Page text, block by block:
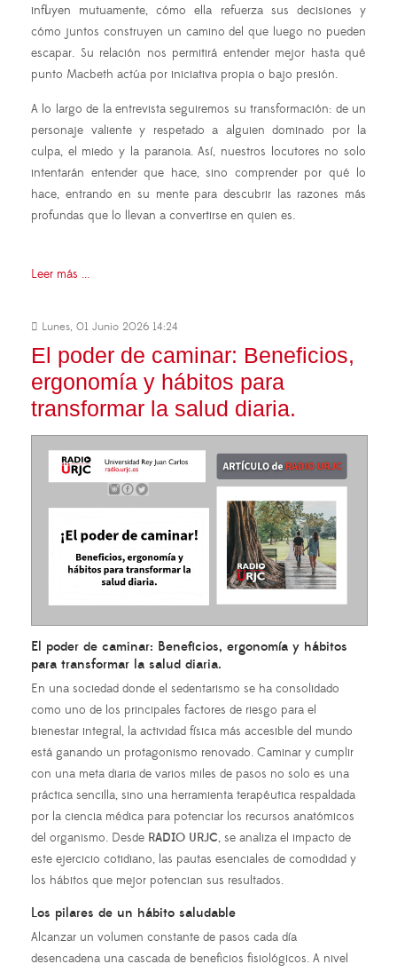
influyen mutuamente, cómo ella refuerza sus decisiones y
cómo juntos construyen un camino del que luego no pueden
escapar. Su relación nos permitirá entender mejor hasta qué
punto Macbeth actúa por iniciativa propia o bajo presión.
A lo largo de la entrevista seguiremos su transformación: de un
personaje valiente y respetado a alguien dominado por la
culpa, el miedo y la paranoia. Así, nuestros locutores no solo
intentarán entender que hace, sino comprender por qué lo
hace, entrando en su mente para descubrir las razones más
profundas que lo llevan a convertirse en quien es.
Leer más ...
Lunes, 01 Junio 2026 14:24
El poder de caminar: Beneficios,
ergonomía y hábitos para
transformar la salud diaria.
El poder de caminar: Beneficios, ergonomía y hábitos
para transformar la salud diaria.
En una sociedad donde el sedentarismo se ha consolidado
como uno de los principales factores de riesgo para el
bienestar integral, la actividad física más accesible del mundo
está ganando un protagonismo renovado. Caminar y cumplir
con una meta diaria de varios miles de pasos no solo es una
práctica sencilla, sino una herramienta terapéutica respaldada
por la ciencia médica para potenciar los recursos anatómicos
del organismo. Desde RADIO URJC, se analiza el impacto de
este ejercicio cotidiano, las pautas esenciales de comodidad y
los hábitos que mejor potencian sus resultados.
Los pilares de un hábito saludable
Alcanzar un volumen constante de pasos cada día
desencadena una cascada de beneficios fisiológicos. A nivel